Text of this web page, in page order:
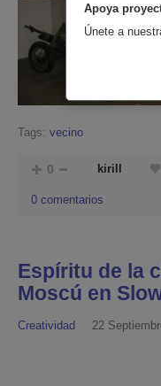
Tags: vecino
0 kirill
0 comentarios
Espíritu de la
Moscú en
Creatividad 22
Apoya
Únete a